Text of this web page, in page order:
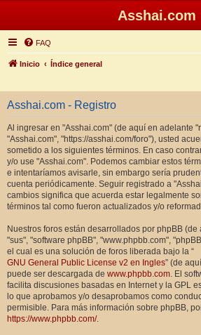
Asshai.com
FAQ
Inicio Índice general
Asshai.com - Registro
Al ingresar en "Asshai.com" (de aquí en adelante
"Asshai.com", "https://asshai.com/foro"), usted
sometido a los siguientes términos. En caso
y/o use "Asshai.com". Podemos cambiar estos
e intentaríamos avisarle, sin embargo sería
cuenta periódicamente. Seguir registrado a
cambios significa que acuerda estar legalmente
términos tal como fueron actualizados y/o
Nuestros foros están desarrollados por phpBB
"sus", "software phpBB", "www.phpbb.com",
el cual es una solución de foros liberada bajo la “
GNU General Public License v2 en Ingles” (de
puede ser descargada de www.phpbb.com. El
facilita discusiones basadas en Internet y la GPL
lo que aprobamos y/o desaprobamos como
permisible. Para más información sobre phpBB,
https://www.phpbb.com/.